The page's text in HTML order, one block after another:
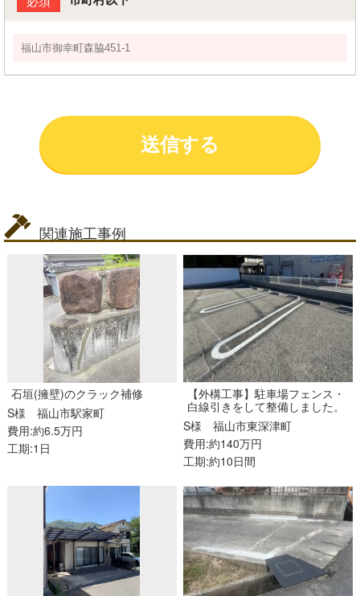
関連施工事例
石垣(擁壁)のクラック補修
S様福山市駅家町
費用:約6.5万円
工期:1日
【外構工事】駐車場フェンス・
白線引きをして整備しました。
S様福山市東深津町
費用:約140万円
工期:約10日間